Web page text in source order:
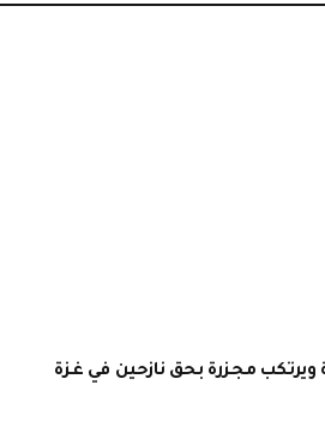
ويرتكب مجزرة بحق نازحين في غزة